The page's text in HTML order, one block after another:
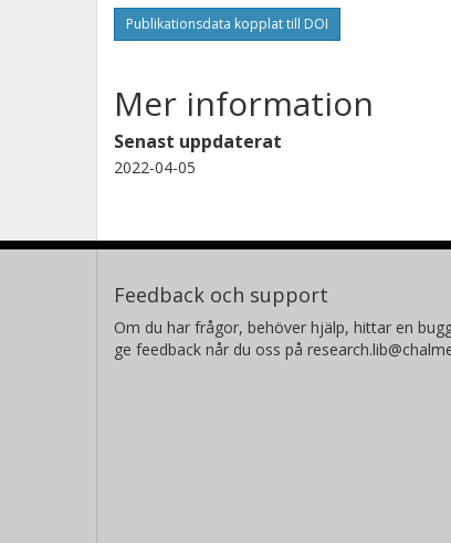
Publikationsdata kopplat till DOI
Mer information
Senast uppdaterat
2022-04-05
Feedback och support
Om du har frågor, behöver hjälp, hittar en
ge feedback når du oss på